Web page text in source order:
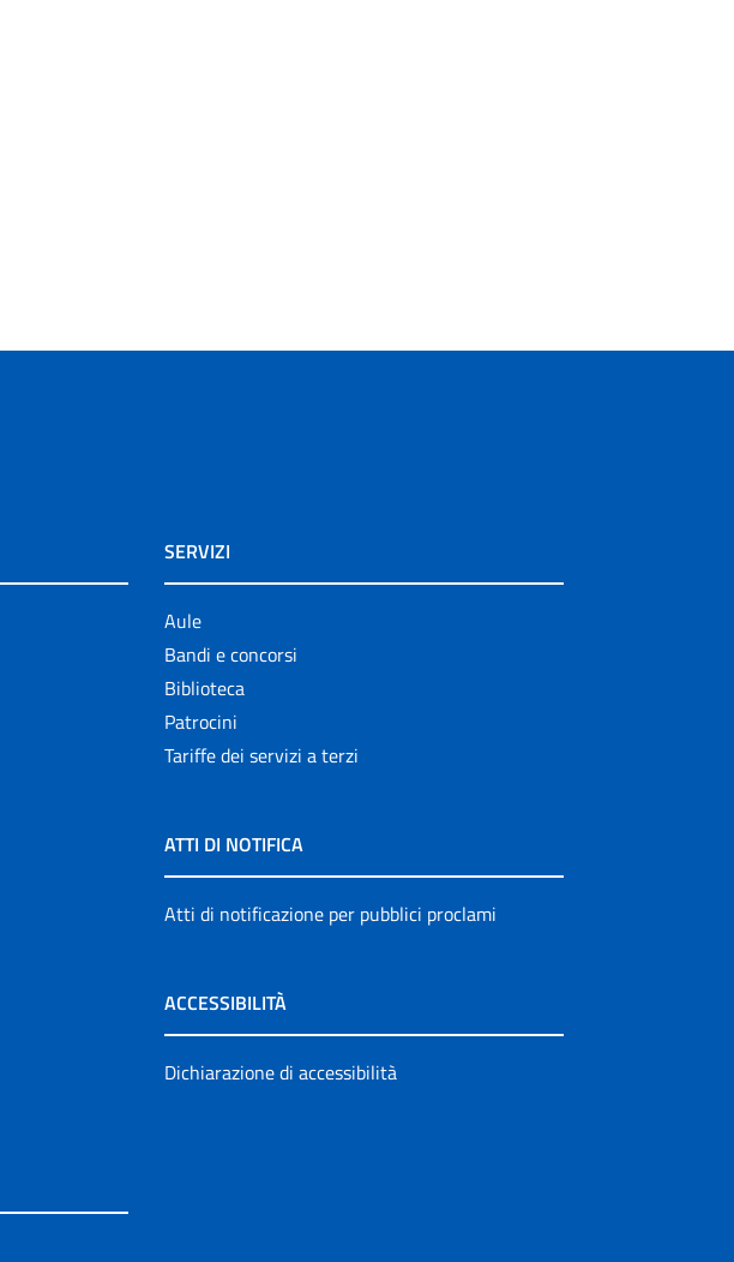
SERVIZI
Aule
Bandi e concorsi
Biblioteca
Patrocini
Tariffe dei servizi a terzi
ATTI DI NOTIFICA
Atti di notificazione per pubblici proclami
ACCESSIBILITÀ
Dichiarazione di accessibilità